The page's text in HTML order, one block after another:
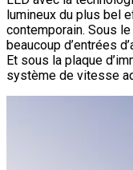
lumineux du plus bel
contemporain. Sous
beaucoup d’entrées
Et sous la plaque
système de vitesse